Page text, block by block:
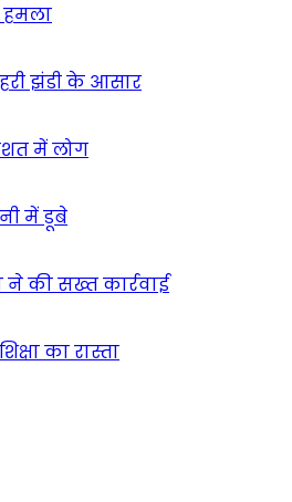
झंडी के आसार
में लोग
में डूबे
ने की सख्त कार्रवाई
का रास्ता